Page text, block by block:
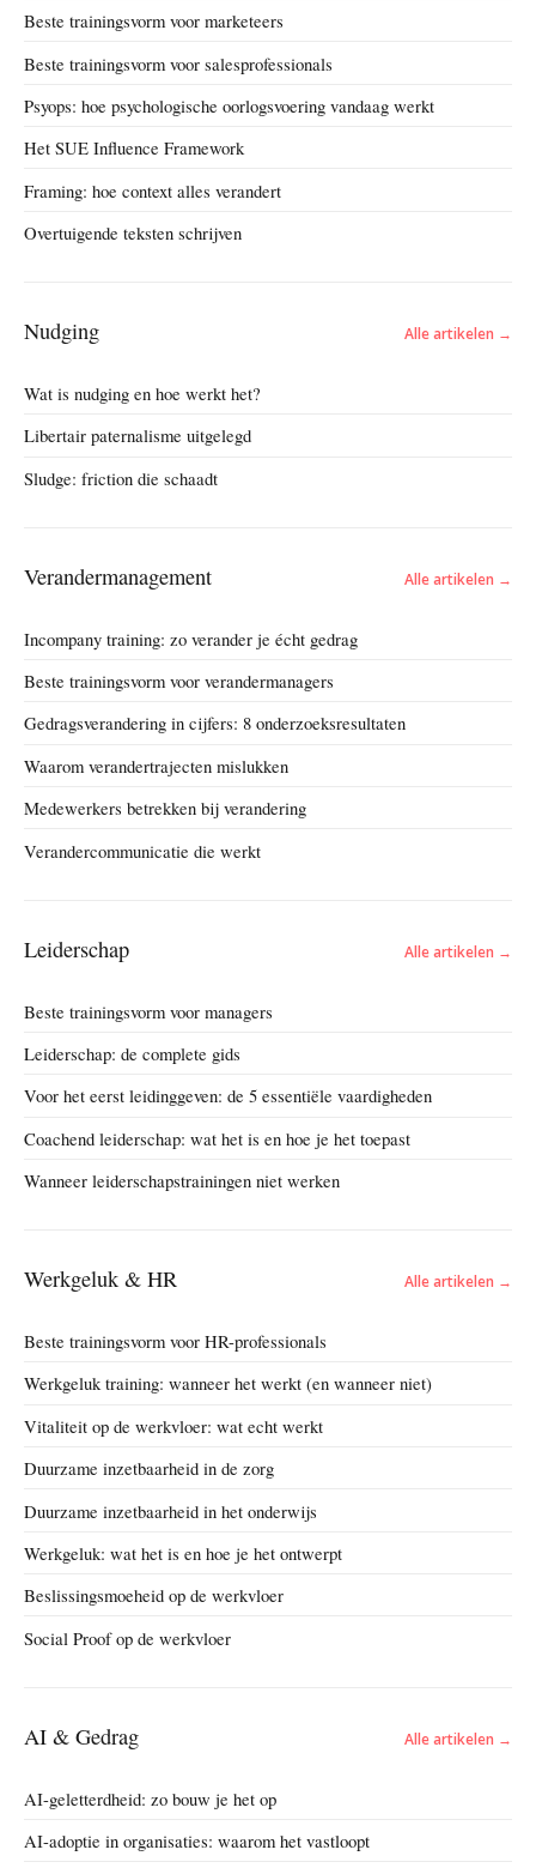
Beste trainingsvorm voor marketeers
Beste trainingsvorm voor salesprofessionals
Psyops: hoe psychologische oorlogsvoering vandaag werkt
Het SUE Influence Framework
Framing: hoe context alles verandert
Overtuigende teksten schrijven
Nudging Alle artikelen →
Wat is nudging en hoe werkt het?
Libertair paternalisme uitgelegd
Sludge: friction die schaadt
Verandermanagement Alle artikelen →
Incompany training: zo verander je écht gedrag
Beste trainingsvorm voor verandermanagers
Gedragsverandering in cijfers: 8 onderzoeksresultaten
Waarom verandertrajecten mislukken
Medewerkers betrekken bij verandering
Verandercommunicatie die werkt
Leiderschap Alle artikelen →
Beste trainingsvorm voor managers
Leiderschap: de complete gids
Voor het eerst leidinggeven: de 5 essentiële vaardigheden
Coachend leiderschap: wat het is en hoe je het toepast
Wanneer leiderschapstrainingen niet werken
Werkgeluk & HR Alle artikelen →
Beste trainingsvorm voor HR-professionals
Werkgeluk training: wanneer het werkt (en wanneer niet)
Vitaliteit op de werkvloer: wat echt werkt
Duurzame inzetbaarheid in de zorg
Duurzame inzetbaarheid in het onderwijs
Werkgeluk: wat het is en hoe je het ontwerpt
Beslissingsmoeheid op de werkvloer
Social Proof op de werkvloer
AI & Gedrag Alle artikelen →
AI-geletterdheid: zo bouw je het op
AI-adoptie in organisaties: waarom het vastloopt